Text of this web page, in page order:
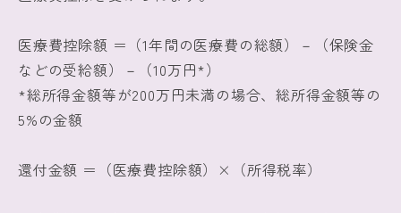
医療費控除額 ＝（1年間の医療費の総額）－（保険金
などの受給額）－（10万円*）
*総所得金額等が200万円未満の場合、総所得金額等の
5%の金額
還付金額 ＝（医療費控除額）×（所得税率）